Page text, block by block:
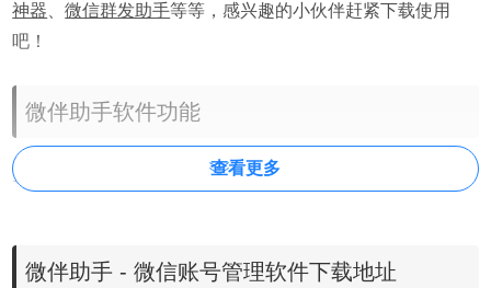
神器、微信群发助手等等，感兴趣的小伙伴赶紧下载使用
吧！
微伴助手软件功能
1、微信多开
一键批量处理好友咨询
查看更多
微伴助手 - 微信账号管理软件下载地址